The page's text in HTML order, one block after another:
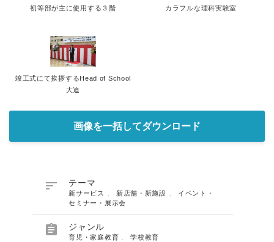
初等部が主に使用する３階 カラフルな理科実験室
竣工式にて挨拶するHead of School
大迫
画像を一括してダウンロード
 テーマ
新サービス 新店舗・新施設
イベント・
セミナー・展示会
 ジャンル
育児・家庭教育 、学校教育